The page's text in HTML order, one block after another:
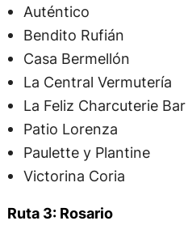
Auténtico
Bendito Rufián
Casa Bermellón
La Central Vermutería
La Feliz Charcuterie Bar
Patio Lorenza
Paulette y Plantine
Victorina Coria
Ruta 3: Rosario